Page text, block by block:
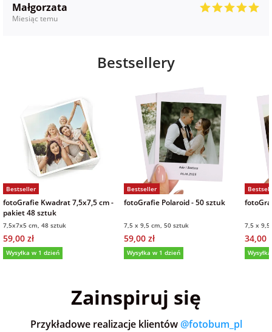
Małgorzata
Miesiąc temu
Bestsellery
Bestseller
fotoGrafie Kwadrat 7,5x7,5 cm -
pakiet 48 sztuk
7,5x7x5 cm, 48 sztuk
59,00 zł
Wysyłka w 1 dzień
Bestseller
fotoGrafie Polaroid - 50 sztuk
7,5 x 9,5 cm, 50 sztuk
59,00 zł
Wysyłka w 1 dzień
7,5 x
34,00
Zainspiruj się
Przykładowe realizacje klientów @fotobum_pl